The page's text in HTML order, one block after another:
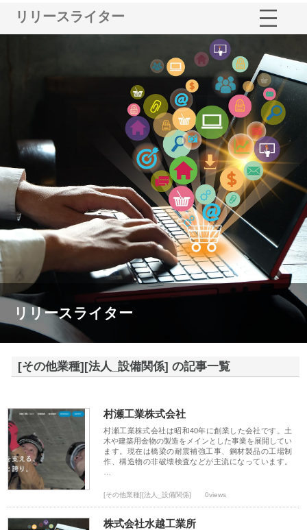
リリースライター
リリースライター
[その他業種][法人_設備関係] の記事一覧
村瀬工業株式会社
村瀬工業株式会社は昭和40年に創業した会社です。土
木や建築用金物の製造をメインとした事業を展開してい
ます。現在は橋梁の耐震補強工事、鋼材製品の工場制
作、構造物の非破壊検査などが主流になっています。
[その他業種][法人_設備関係] 0views
株式会社水越工業所